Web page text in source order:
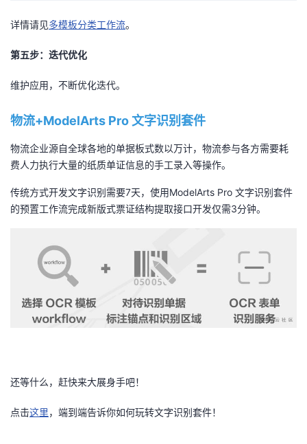
详情请见多模板分类工作流。
第五步：迭代优化
维护应用，不断优化迭代。
物流+ModelArts Pro 文字识别套件
物流企业源自全球各地的单据板式数以万计，物流参与各方需要耗
费人力执行大量的纸质单证信息的手工录入等操作。
传统方式开发文字识别需要7天，使用ModelArts Pro 文字识别套件
的预置工作流完成新版式票证结构提取接口开发仅需3分钟。
还等什么，赶快来大展身手吧！
点击这里，端到端告诉你如何玩转文字识别套件！